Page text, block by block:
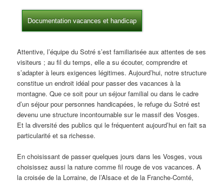
Documentation vacances et handicap
Attentive, l’équipe du Sotré s’est familiarisée aux attentes de ses
visiteurs ; au fil du temps, elle a su écouter, comprendre et
s’adapter à leurs exigences légitimes. Aujourd’hui, notre structure
constitue un endroit idéal pour passer des vacances à la
montagne. Que ce soit pour un séjour familial ou dans le cadre
d’un séjour pour personnes handicapées, le refuge du Sotré est
devenu une structure incontournable sur le massif des Vosges.
Et la diversité des publics qui le fréquentent aujourd’hui en fait sa
particularité et sa richesse.
En choisissant de passer quelques jours dans les Vosges, vous
choisissez aussi la nature comme fil rouge de vos vacances. A
la croisée de la Lorraine, de l’Alsace et de la Franche-Comté,